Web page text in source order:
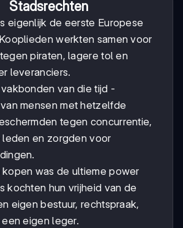
Stadsrechten
eigenlijk de eerste Europese
werkten samen voor
piraten, lagere tol en
leveranciers.
van die tijd -
mensen met hetzelfde
tegen concurrentie,
en zorgden voor
kopen was de ultieme power
kochten hun vrijheid van de
eigen bestuur, rechtspraak,
eigen leger.